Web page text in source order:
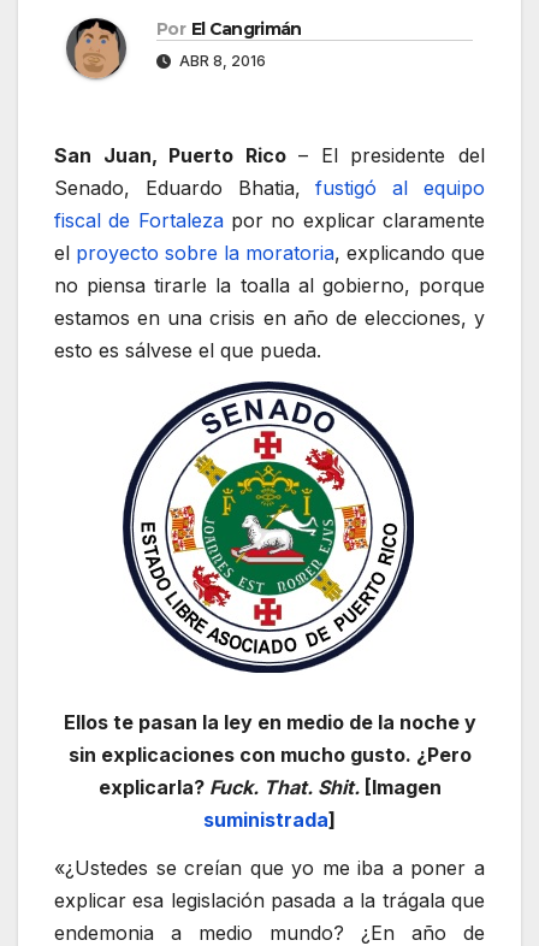
Por El Cangrimán
ABR 8, 2016
San Juan, Puerto Rico– El presidente del
Senado, Eduardo Bhatia,fustigó al equipo
fiscal de Fortalezapor no explicar claramente
el proyecto sobre la moratoria, explicando que
no piensa tirarle la toalla al gobierno, porque
estamos en una crisis en año de elecciones, y
esto es sálvese el que pueda.
Ellos te pasan la ley en medio de la noche y
sin explicaciones con mucho gusto. ¿Pero
explicarla? Fuck. That. Shit.[Imagen
suministrada]
«¿Ustedes se creían que yo me iba a poner a
explicar esa legislación pasada a la trágala que
endemonia a medio mundo? ¿En año de